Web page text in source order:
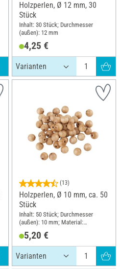
Holzperlen, Ø 12 mm, 30
Stück
Inhalt: 30 Stück; Durchmesser
(außen): 12 mm
4,25 €
(13)
Holzperlen, Ø 10 mm, ca. 50
Stück
Inhalt: 50 Stück; Durchmesser
(außen): 10 mm; Material:
5,20 €